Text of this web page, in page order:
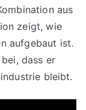
aus
zeigt, wie
aufgebaut ist.
dass er
bleibt.